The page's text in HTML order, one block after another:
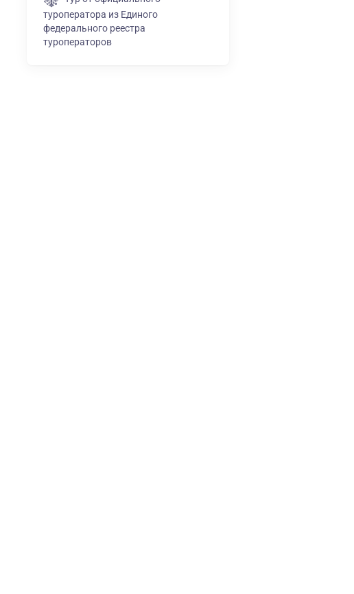
туроператора из Единого
федерального реестра
туроператоров